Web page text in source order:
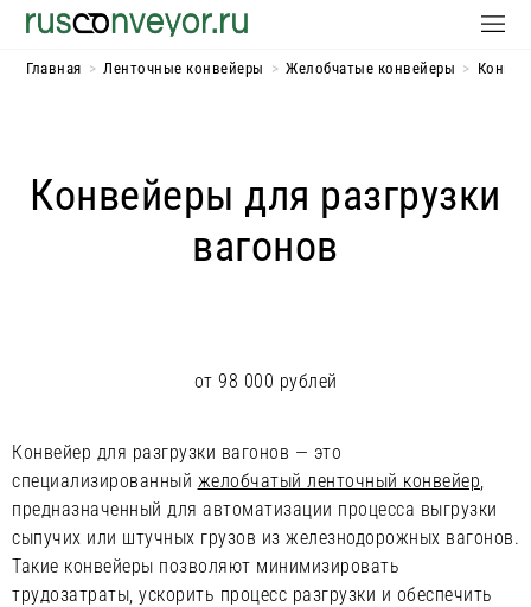
Главная > Ленточные конвейеры > Желобчатые конвейеры​ >
Конвейеры для разгрузки
вагонов
от 98 000 рублей
Конвейер для разгрузки вагонов — это
специализированный желобчатый ленточный конвейер
предназначенный для автоматизации процесса выгрузки
сыпучих или штучных грузов из железнодорожных вагонов.
Такие конвейеры позволяют минимизировать
трудозатраты, ускорить процесс разгрузки и обеспечить